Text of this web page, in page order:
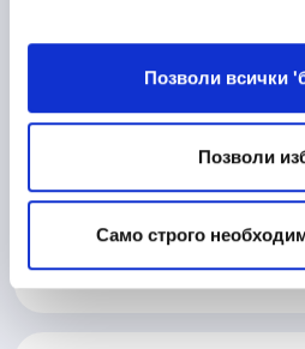
Позволи всички
Позволи
Само строго